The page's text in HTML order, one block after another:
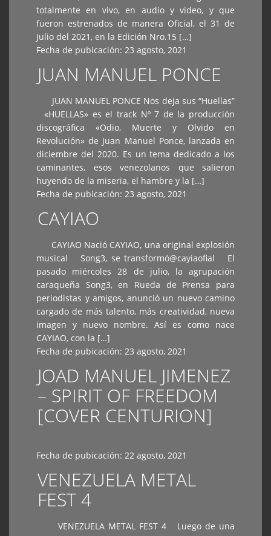
totalmente en vivo, en audio y video, y que
fueron estrenados de manera Oficial, el 31 de
Julio del 2021, en la Edición Nro.15 […]
Fecha de pubicación: 23 agosto, 2021
JUAN MANUEL PONCE
JUAN MANUEL PONCE Nos deja sus “Huellas”
«HUELLAS» es el track Nº 7 de la producción
discográfica «Odio, Muerte y Olvido en
Revolución» de Juan Manuel Ponce, lanzada en
diciembre del 2020. Es un tema dedicado a los
caminantes, esos venezolanos que salieron
huyendo de la miseria, el hambre y la […]
Fecha de pubicación: 23 agosto, 2021
CAYIAO
CAYIAO Nació CAYIAO, una original explosión
musical Song3, se transformó@cayiaofial El
pasado miércoles 28 de julio, la agrupación
caraqueña Song3, en Rueda de Prensa para
periodistas y amigos, anunció un nuevo camino
cargado de más talento, más creatividad, nueva
imagen y nuevo nombre. Así es como nace
CAYIAO, con la […]
Fecha de pubicación: 23 agosto, 2021
JOAD MANUEL JIMENEZ
– SPIRIT OF FREEDOM
[COVER CENTURION]
Fecha de pubicación: 22 agosto, 2021
VENEZUELA METAL
FEST 4
VENEZUELA METAL FEST 4 Luego de una